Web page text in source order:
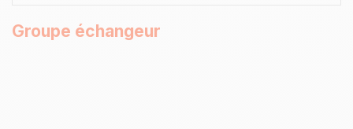
Groupe échangeur